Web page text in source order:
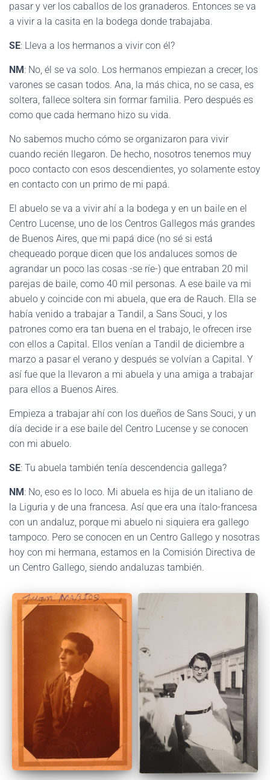
pasar y ver los caballos de los granaderos. Entonces se va
a vivir a la casita en la bodega donde trabajaba.
SE: Lleva a los hermanos a vivir con él?
NM : No, él se va solo. Los hermanos empiezan a crecer, los
varones se casan todos. Ana, la más chica, no se casa, es
soltera, fallece soltera sin formar familia. Pero después es
como que cada hermano hizo su vida.
No sabemos mucho cómo se organizaron para vivir
cuando recién llegaron. De hecho, nosotros tenemos muy
poco contacto con esos descendientes, yo solamente estoy
en contacto con un primo de mi papá.
El abuelo se va a vivir ahí a la bodega y en un baile en el
Centro Lucense, uno de los Centros Gallegos más grandes
de Buenos Aires, que mi papá dice (no sé si está
chequeado porque dicen que los andaluces somos de
agrandar un poco las cosas -se ríe-) que entraban 20 mil
parejas de baile, como 40 mil personas. A ese baile va mi
abuelo y coincide con mi abuela, que era de Rauch. Ella se
había venido a trabajar a Tandil, a Sans Souci, y los
patrones como era tan buena en el trabajo, le ofrecen irse
con ellos a Capital. Ellos venían a Tandil de diciembre a
marzo a pasar el verano y después se volvían a Capital. Y
así fue que la llevaron a mi abuela y una amiga a trabajar
para ellos a Buenos Aires.
Empieza a trabajar ahí con los dueños de Sans Souci, y un
día decide ir a ese baile del Centro Lucense y se conocen
con mi abuelo.
SE: Tu abuela también tenía descendencia gallega?
NM : No, eso es lo loco. Mi abuela es hija de un italiano de
la Liguria y de una francesa. Así que era una ítalo-francesa
con un andaluz, porque mi abuelo ni siquiera era gallego
tampoco. Pero se conocen en un Centro Gallego y nosotras
hoy con mi hermana, estamos en la Comisión Directiva de
un Centro Gallego, siendo andaluzas también.